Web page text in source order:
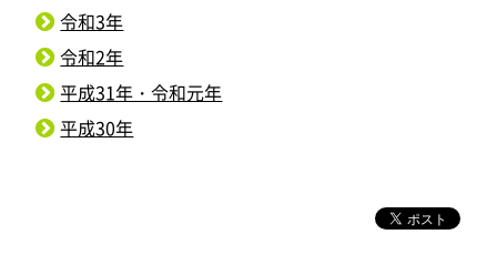
令和3年
令和2年
平成31年・令和元年
平成30年